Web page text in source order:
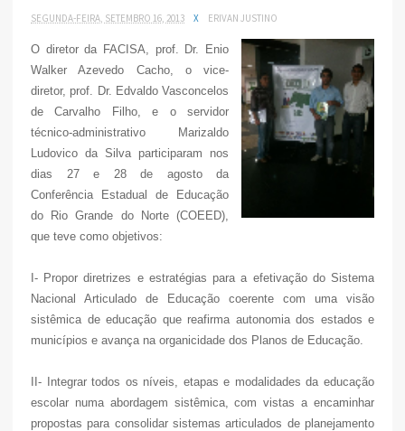
SEGUNDA-FEIRA, SETEMBRO 16, 2013 X ERIVAN JUSTINO
O diretor da FACISA, prof. Dr. Enio
Walker Azevedo Cacho, o vice-
diretor, prof. Dr. Edvaldo Vasconcelos
de Carvalho Filho, e o servidor
técnico-administrativo Marizaldo
Ludovico da Silva participaram nos
dias 27 e 28 de agosto da
Conferência Estadual de Educação
do Rio Grande do Norte (COEED),
que teve como objetivos:
I- Propor diretrizes e estratégias para a efetivação do Sistema
Nacional Articulado de Educação coerente com uma visão
sistêmica de educação que reafirma autonomia dos estados e
municípios e avança na organicidade dos Planos de Educação.
II- Integrar todos os níveis, etapas e modalidades da educação
escolar numa abordagem sistêmica, com vistas a encaminhar
propostas para consolidar sistemas articulados de planejamento